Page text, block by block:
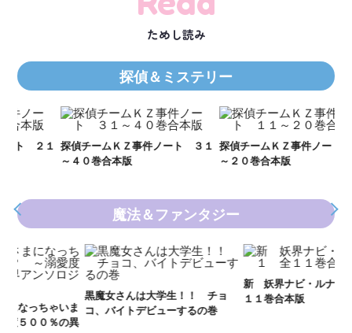
ためし読み
探偵＆ミステリー
探偵チームＫＺ事件ノート ３１
～４０巻合本版
探偵チームＫＺ事件ノート １１
～２０巻合本版
魔法＆ファンタジー
黒魔女さんは大学生！！ チョ
コ、バイトデビューするの巻
新 妖界ナビ・ルナ１～１１ 全
１１巻合本版